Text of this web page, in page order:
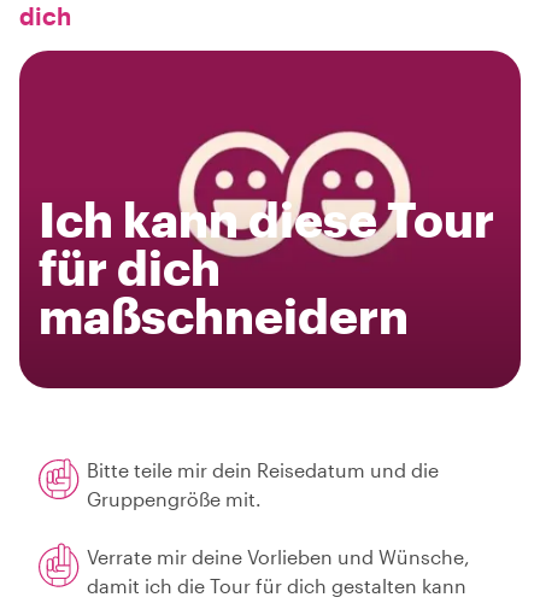
dich
Ich kann diese Tour
für dich
maßschneidern
Bitte teile mir dein Reisedatum und die
Gruppengröße mit.
Verrate mir deine Vorlieben und Wünsche,
damit ich die Tour für dich gestalten kann